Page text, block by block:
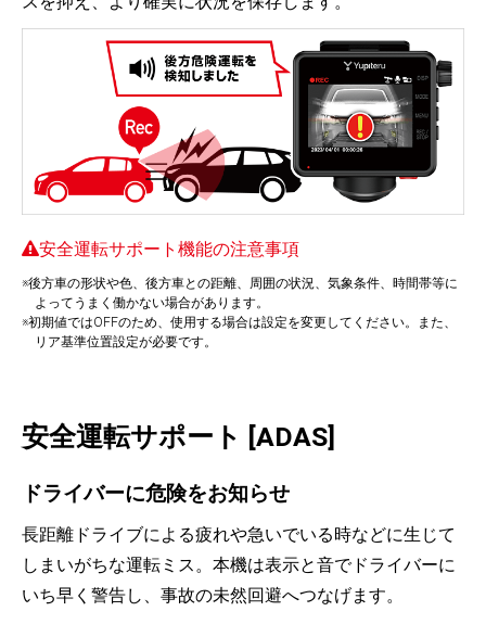
安全運転サポート機能の注意事項
※後方車の形状や色、後方車との距離、周囲の状況、気象条件、時間帯等に
よってうまく働かない場合があります。
※初期値ではOFFのため、使用する場合は設定を変更してください。また、
リア基準位置設定が必要です。
安全運転サポート [ADAS]
ドライバーに危険をお知らせ
長距離ドライブによる疲れや急いでいる時などに生じて
しまいがちな運転ミス。本機は表示と音でドライバーに
いち早く警告し、事故の未然回避へつなげます。